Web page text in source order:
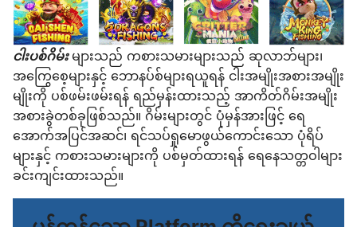
ငါးပစ်ဂိမ်း များသည် ကစားသမားများသည် ဆုလာဘ်များ၊
အကြွေစေ့များနှင့် ဘောနပ်စ်များရယူရန် ငါးအမျိုးအစားအမျိုး
မျိုးကို ပစ်ဖမ်းဖမ်းရန် ရည်မှန်းထားသည့် အာကိတ်ဂိမ်းအမျိုး
အစားခွဲတစ်ခုဖြစ်သည်။ ဂိမ်းများတွင် ပုံမှန်အားဖြင့် ရေ
အောက်အပြင်အဆင်၊ ရင်သပ်ရှုမောဖွယ်ကောင်းသော ပုံရိပ်
များနှင့် ကစားသမားများကို ပစ်မှတ်ထားရန် ရေနေသတ္တဝါများ
ခင်းကျင်းထားသည်။